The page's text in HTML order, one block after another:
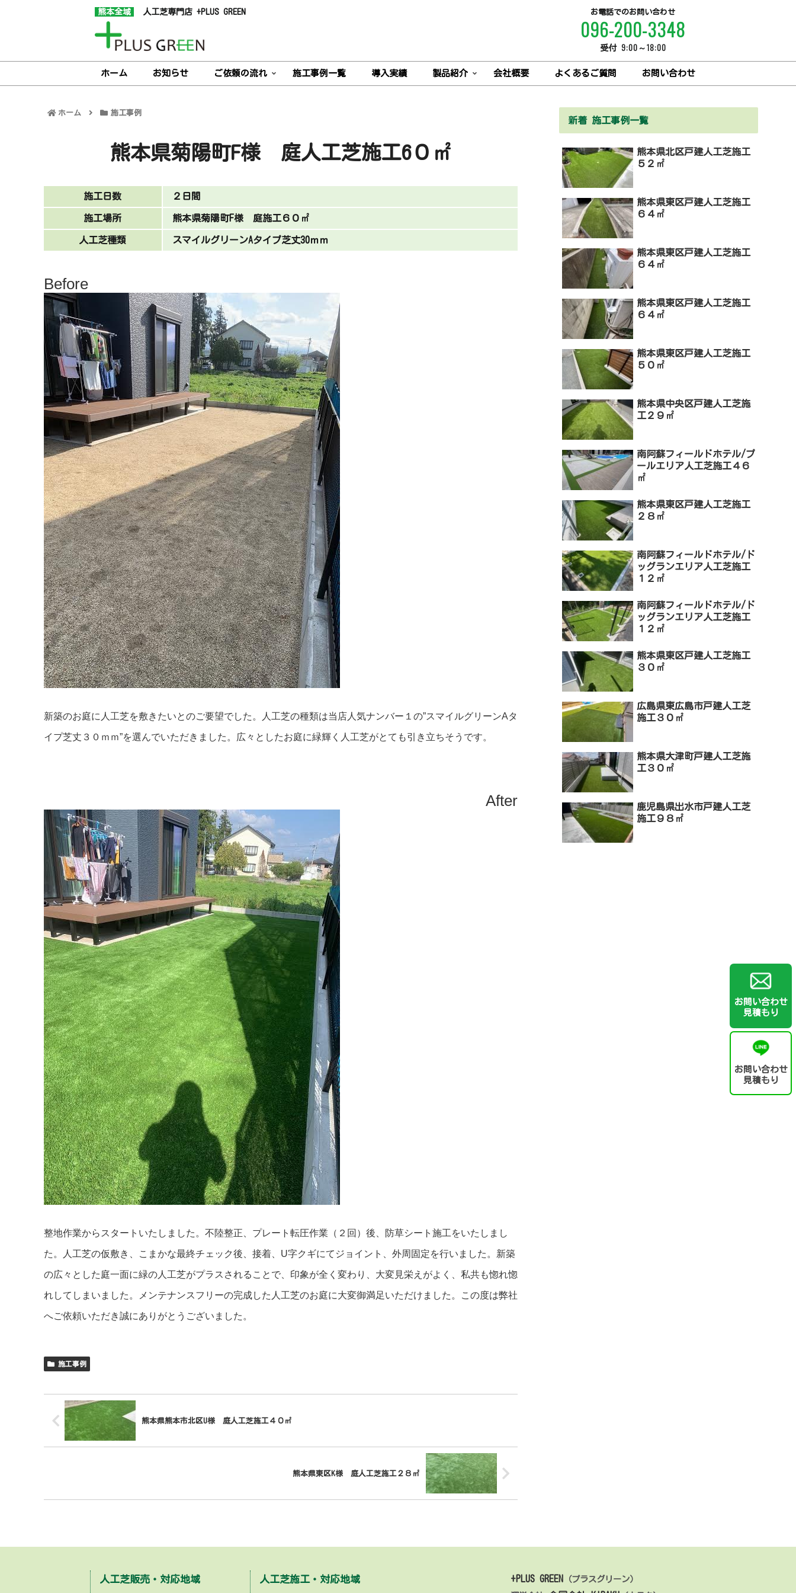
熊本全域 人工芝専門店 +PLUS GREEN お電話でのお問い合わせ
096-200-3348
受付 9:00～18:00
ホーム お知らせ ご依頼の流れ 施工事例一覧 導入実績 製品紹介 会社概要 よくあるご質問 お問い合わせ
ホーム 施工事例
熊本県菊陽町F様 庭人工芝施工6０㎡
施工日数 ２日間
施工場所 熊本県菊陽町F様 庭施工６０㎡
人工芝種類 スマイルグリーンAタイプ芝丈30ｍｍ
Before
新築のお庭に人工芝を敷きたいとのご要望でした。人工芝の種類は当店人気ナンバー１の”スマイルグリーンAタ
イプ芝丈３０ｍｍ”を選んでいただきました。広々としたお庭に緑輝く人工芝がとても引き立ちそうです。
After
整地作業からスタートいたしました。不陸整正、プレート転圧作業（２回）後、防草シート施工をいたしまし
た。人工芝の仮敷き、こまかな最終チェック後、接着、U字クギにてジョイント、外周固定を行いました。新築
の広々とした庭一面に緑の人工芝がプラスされることで、印象が全く変わり、大変見栄えがよく、私共も惚れ惚
れしてしまいました。メンテナンスフリーの完成した人工芝のお庭に大変御満足いただけました。この度は弊社
へご依頼いただき誠にありがとうございました。
施工事例
熊本県熊本市北区U様 庭人工芝施工４０㎡
熊本県東区K様 庭人工芝施工２８㎡
新着 施工事例一覧
熊本県北区戸建人工芝施工
５２㎡
熊本県東区戸建人工芝施工
６４㎡
熊本県東区戸建人工芝施工
６４㎡
熊本県東区戸建人工芝施工
６４㎡
熊本県東区戸建人工芝施工
５０㎡
熊本県中央区戸建人工芝施
工２９㎡
南阿蘇フィールドホテル/プ
ールエリア人工芝施工４６
㎡
熊本県東区戸建人工芝施工
２８㎡
南阿蘇フィールドホテル/ド
ッグランエリア人工芝施工
１２㎡
南阿蘇フィールドホテル/ド
ッグランエリア人工芝施工
１２㎡
熊本県東区戸建人工芝施工
３０㎡
広島県東広島市戸建人工芝
施工３０㎡
熊本県大津町戸建人工芝施
工３０㎡
鹿児島県出水市戸建人工芝
施工９８㎡
お問い合わせ
見積もり
お問い合わせ
見積もり
人工芝販売・対応地域 人工芝施工・対応地域 +PLUS GREEN
（プラスグリーン）